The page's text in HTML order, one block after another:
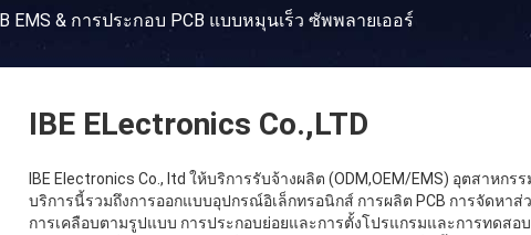
& การประกอบ PCB แบบหมุนเร็ว ซัพพลายเออร์
IBE ELectronics Co.,LTD
IBE Electronics Co., ltd ให้บริการรับจ้างผลิต (ODM,OEM/EMS) อุตสาหกร
บริการนี้รวมถึงการออกแบบอุปกรณ์อิเล็กทรอนิกส์ การผลิต PCB การจัดหาส่
การเคลือบตามรูปแบบ การประกอบย่อยและการตั้งโปรแกรมและการทดสอ